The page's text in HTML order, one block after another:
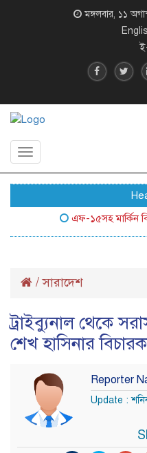
মঙ্গলবার, ১১
Toggle
এফ-১৫সহ মার্কিন
/সারাদেশ
ট্রাইব্যুনাল থেকে
শেখ হাসিনার
Reporter
Update :